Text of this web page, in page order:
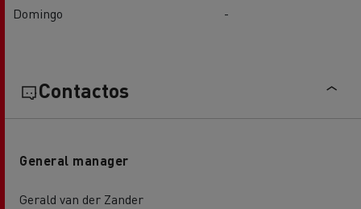
Domingo
-
Contactos
General manager
Gerald van der Zander